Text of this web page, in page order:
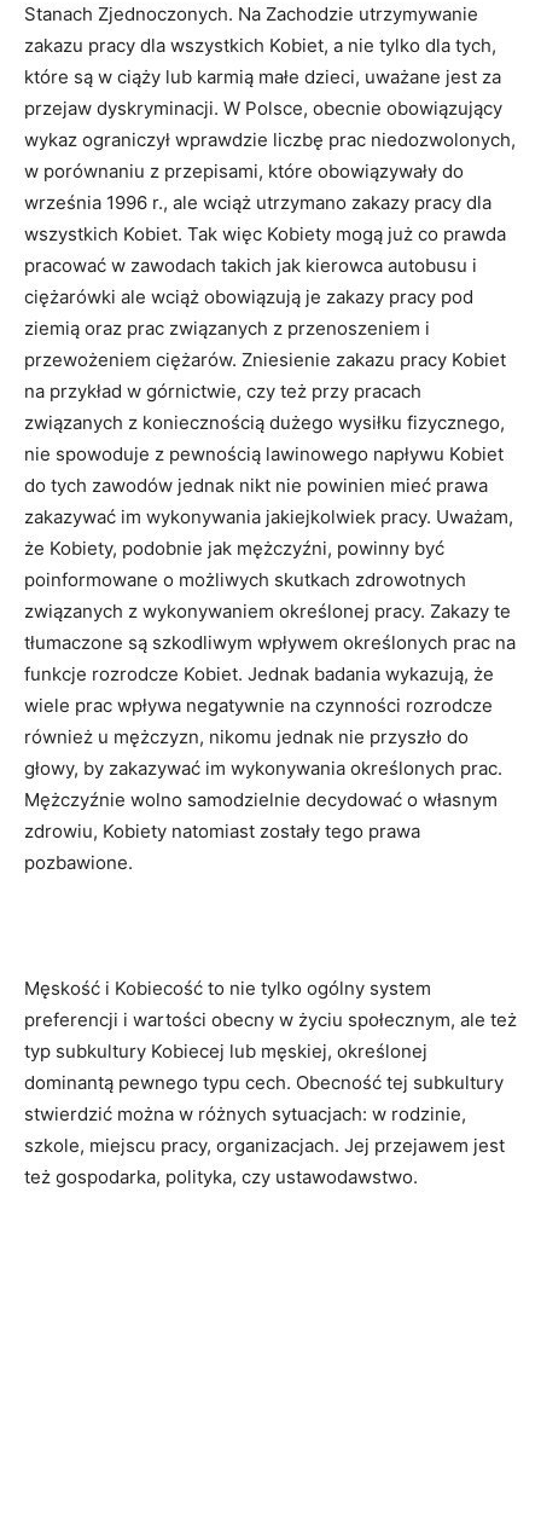
Stanach Zjednoczonych. Na Zachodzie utrzymywanie
zakazu pracy dla wszystkich Kobiet, a nie tylko dla tych,
które są w ciąży lub karmią małe dzieci, uważane jest za
przejaw dyskryminacji. W Polsce, obecnie obowiązujący
wykaz ograniczył wprawdzie liczbę prac niedozwolonych,
w porównaniu z przepisami, które obowiązywały do
września 1996 r., ale wciąż utrzymano zakazy pracy dla
wszystkich Kobiet. Tak więc Kobiety mogą już co prawda
pracować w zawodach takich jak kierowca autobusu i
ciężarówki ale wciąż obowiązują je zakazy pracy pod
ziemią oraz prac związanych z przenoszeniem i
przewożeniem ciężarów. Zniesienie zakazu pracy Kobiet
na przykład w górnictwie, czy też przy pracach
związanych z koniecznością dużego wysiłku fizycznego,
nie spowoduje z pewnością lawinowego napływu Kobiet
do tych zawodów jednak nikt nie powinien mieć prawa
zakazywać im wykonywania jakiejkolwiek pracy. Uważam,
że Kobiety, podobnie jak mężczyźni, powinny być
poinformowane o możliwych skutkach zdrowotnych
związanych z wykonywaniem określonej pracy. Zakazy te
tłumaczone są szkodliwym wpływem określonych prac na
funkcje rozrodcze Kobiet. Jednak badania wykazują, że
wiele prac wpływa negatywnie na czynności rozrodcze
również u mężczyzn, nikomu jednak nie przyszło do
głowy, by zakazywać im wykonywania określonych prac.
Mężczyźnie wolno samodzielnie decydować o własnym
zdrowiu, Kobiety natomiast zostały tego prawa
pozbawione.
Męskość i Kobiecość to nie tylko ogólny system
preferencji i wartości obecny w życiu społecznym, ale też
typ subkultury Kobiecej lub męskiej, określonej
dominantą pewnego typu cech. Obecność tej subkultury
stwierdzić można w różnych sytuacjach: w rodzinie,
szkole, miejscu pracy, organizacjach. Jej przejawem jest
też gospodarka, polityka, czy ustawodawstwo.